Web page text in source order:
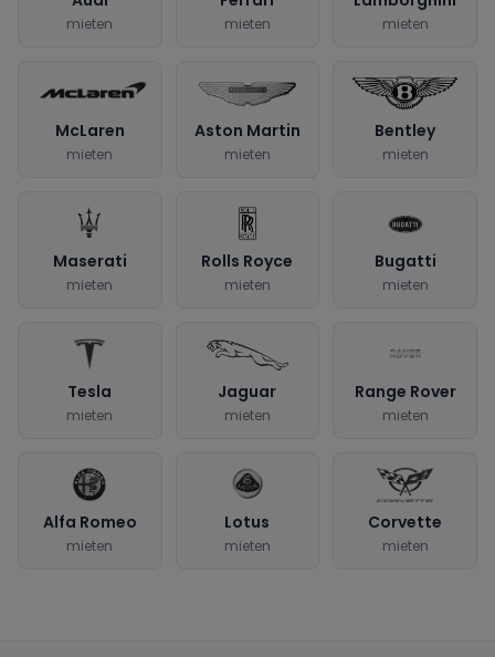
mieten mieten mieten
McLaren
mieten
Aston Martin
mieten
Bentley
mieten
Maserati
mieten
Rolls Royce
mieten
Bugatti
mieten
Tesla
mieten
Jaguar
mieten
Range Rover
mieten
Alfa Romeo
mieten
Lotus
mieten
Corvette
mieten